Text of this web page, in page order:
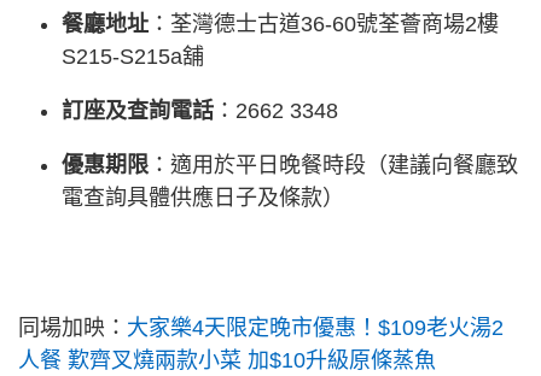
餐廳地址 ：荃灣德士古道36-60號荃薈商場2樓
S215-S215a舖
訂座及查詢電話 ：2662 3348
優惠期限 ：適用於平日晚餐時段（建議向餐廳致
電查詢具體供應日子及條款）
同場加映： 大家樂4天限定晚市優惠！$109老火湯2
人餐 歎齊叉燒兩款小菜 加$10升級原條蒸魚